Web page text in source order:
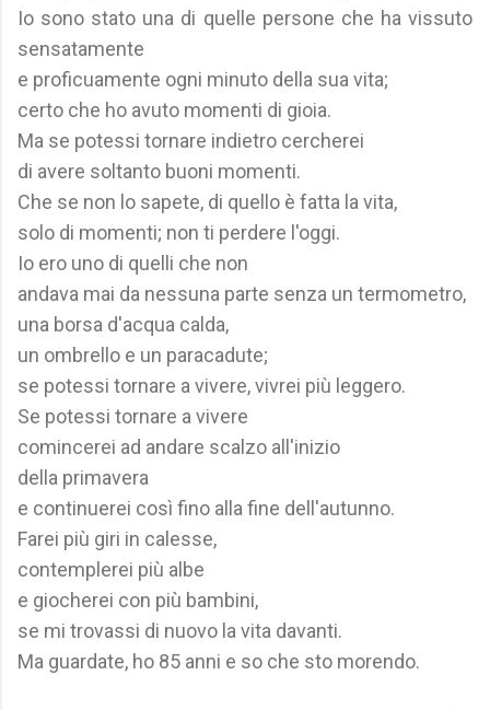
Io sono stato una di quelle persone che ha vissuto
sensatamente
e proficuamente ogni minuto della sua vita;
certo che ho avuto momenti di gioia.
Ma se potessi tornare indietro cercherei
di avere soltanto buoni momenti.
Che se non lo sapete, di quello è fatta la vita,
solo di momenti; non ti perdere l'oggi.
Io ero uno di quelli che non
andava mai da nessuna parte senza un termometro,
una borsa d'acqua calda,
un ombrello e un paracadute;
se potessi tornare a vivere, vivrei più leggero.
Se potessi tornare a vivere
comincerei ad andare scalzo all'inizio
della primavera
e continuerei così fino alla fine dell'autunno.
Farei più giri in calesse,
contemplerei più albe
e giocherei con più bambini,
se mi trovassi di nuovo la vita davanti.
Ma guardate, ho 85 anni e so che sto morendo.